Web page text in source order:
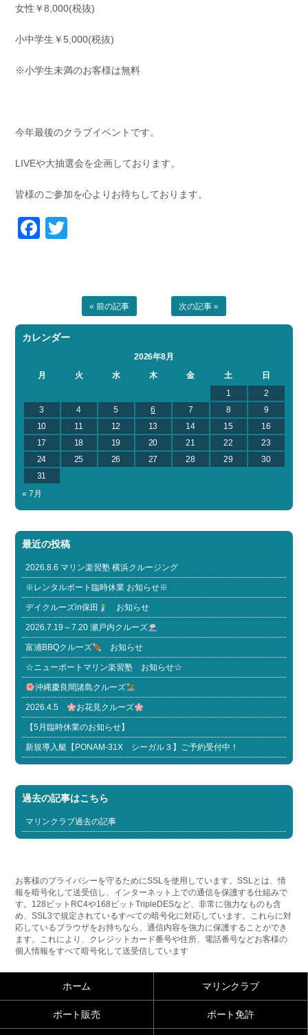
女性￥8,000(税抜)
小中学生￥5,000(税抜)
※小学生未満のお客様は無料
今年最後のクラブイベントです。
LIVEや大抽選会を企画しております。
皆様のご参加を心よりお待ちしております。
Facebook
« 前の記事 次の記事 »
カレンダー
2026年8月
月
火 水 木 金 土
日
1
2
3
4 5 6 7 8
9
10
11 12 13 14 15
16
17
18 19 20 21 22
23
24
25 26 27 28 29
30
31
« 7月
最近の投稿
2026.8.6 マリン楽習塾 横浜クルージング
※レンタルボート臨時休業 お知らせ※
デイクルーズin保田 お知らせ
2026.7.19～7.20 瀬戸内クルーズ
富浦BBQクルーズ お知らせ
☆ニューポートマリン楽習塾 お知らせ☆
沖縄慶良間諸島クルーズ
2026.4.5 お花見クルーズ
【5月臨時休業のお知らせ】
新規導入艇【PONAM-31X シーガル３】ご予約受付中！
過去の記事はこちら
マリンクラブ過去の記事
お客様のプライバシーを守るためにSSLを使用しています。SSLとは、情
報を暗号化して送受信し、インターネット上での通信を保護する仕組みで
す。128ビットRC4や168ビットTripleDESなど、非常に強力なものも含
め、SSL3で規定されているすべての暗号化に対応しています。これらに対
応しているブラウザをお持ちなら、通信内容を強力に保護することができ
ます。これにより、クレジットカード番号や住所、電話番号などお客様の
個人情報をすべて暗号化して送受信しています
ホーム マリンクラブ
ボート販売 ボート免許